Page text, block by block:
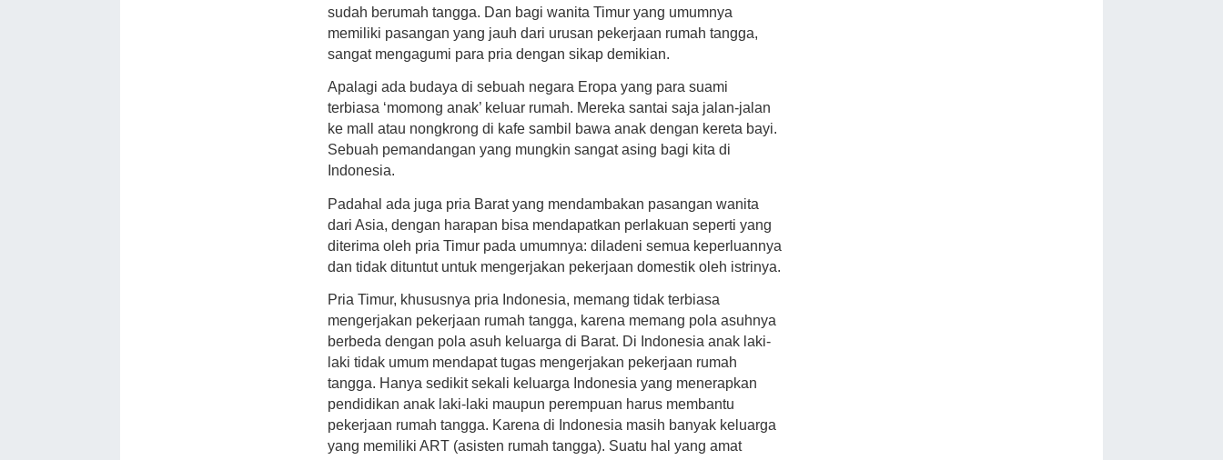
sudah berumah tangga. Dan bagi wanita Timur yang umumnya
memiliki pasangan yang jauh dari urusan pekerjaan rumah tangga,
sangat mengagumi para pria dengan sikap demikian.
Apalagi ada budaya di sebuah negara Eropa yang para suami
terbiasa ‘momong anak’ keluar rumah. Mereka santai saja jalan-jalan
ke mall atau nongkrong di kafe sambil bawa anak dengan kereta bayi.
Sebuah pemandangan yang mungkin sangat asing bagi kita di
Indonesia.
Padahal ada juga pria Barat yang mendambakan pasangan wanita
dari Asia, dengan harapan bisa mendapatkan perlakuan seperti yang
diterima oleh pria Timur pada umumnya: diladeni semua keperluannya
dan tidak dituntut untuk mengerjakan pekerjaan domestik oleh istrinya.
Pria Timur, khususnya pria Indonesia, memang tidak terbiasa
mengerjakan pekerjaan rumah tangga, karena memang pola asuhnya
berbeda dengan pola asuh keluarga di Barat. Di Indonesia anak laki-
laki tidak umum mendapat tugas mengerjakan pekerjaan rumah
tangga. Hanya sedikit sekali keluarga Indonesia yang menerapkan
pendidikan anak laki-laki maupun perempuan harus membantu
pekerjaan rumah tangga. Karena di Indonesia masih banyak keluarga
yang memiliki ART (asisten rumah tangga). Suatu hal yang amat